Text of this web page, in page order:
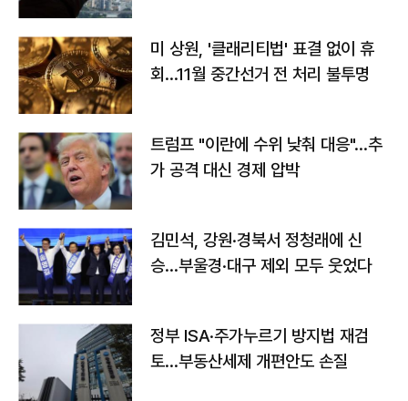
미 상원, '클래리티법' 표결 없이 휴
회…11월 중간선거 전 처리 불투명
트럼프 "이란에 수위 낮춰 대응"…추
가 공격 대신 경제 압박
김민석, 강원·경북서 정청래에 신
승…부울경·대구 제외 모두 웃었다
정부 ISA·주가누르기 방지법 재검
토…부동산세제 개편안도 손질